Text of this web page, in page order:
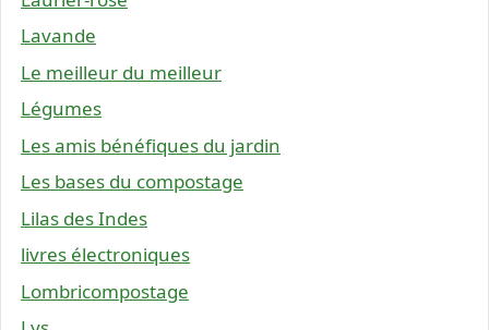
Lavande
Le meilleur du meilleur
Légumes
Les amis bénéfiques du jardin
Les bases du compostage
Lilas des Indes
livres électroniques
Lombricompostage